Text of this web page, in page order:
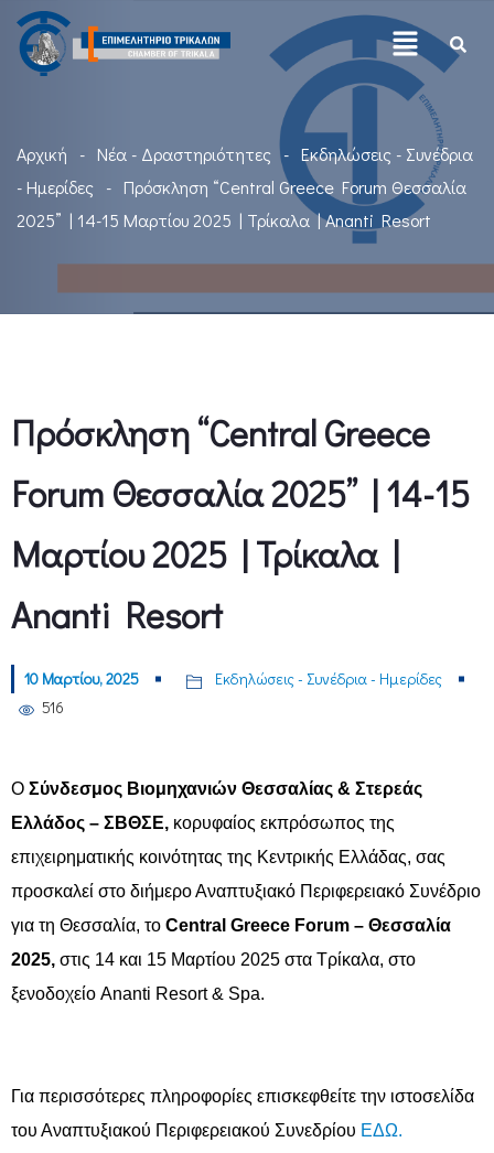
Αρχική Νέα - Δραστηριότητες
Εκδηλώσεις - Συνέδρια
- Ημερίδες
Πρόσκληση “Central Greece Forum Θεσσαλία
2025” | 14-15 Μαρτίου 2025 | Τρίκαλα | Ananti Resort
Πρόσκληση “Central Greece
Forum Θεσσαλία 2025” | 14-15
Μαρτίου 2025 | Τρίκαλα |
Ananti Resort
10 Μαρτίου, 2025
Εκδηλώσεις - Συνέδρια - Ημερίδες
516
Ο Σύνδεσμος Βιομηχανιών Θεσσαλίας & Στερεάς
Ελλάδος – ΣΒΘΣΕ, κορυφαίος εκπρόσωπος της
επιχειρηματικής κοινότητας της Κεντρικής Ελλάδας, σας
προσκαλεί στο διήμερο Αναπτυξιακό Περιφερειακό Συνέδριο
για τη Θεσσαλία, το Central Greece Forum – Θεσσαλία
2025, στις 14 και 15 Μαρτίου 2025 στα Τρίκαλα, στο
ξενοδοχείο Ananti Resort & Spa.
Για περισσότερες πληροφορίες επισκεφθείτε την ιστοσελίδα
του Αναπτυξιακού Περιφερειακού Συνεδρίου ΕΔΩ.